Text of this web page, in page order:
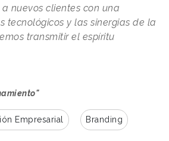
a nuevos clientes con una
tecnológicos y las sinergias de la
transmitir el espíritu
Empresarial Branding